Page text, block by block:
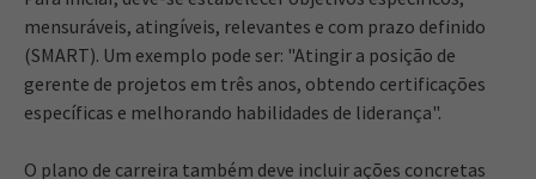
mensuráveis, atingíveis, relevantes e com prazo definido
(SMART). Um exemplo pode ser: "Atingir a posição de
gerente de projetos em três anos, obtendo certificações
específicas e melhorando habilidades de liderança".
O plano de carreira também deve incluir ações concretas